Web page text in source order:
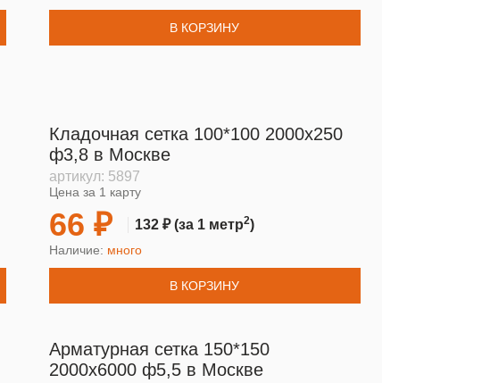
В КОРЗИНУ
Кладочная сетка 100*100 2000х250
ф3,8 в Москве
артикул: 5897
Цена за 1 карту
66 ₽ 132 ₽(за 1 метр2)
Наличие: много
В КОРЗИНУ
Арматурная сетка 150*150
2000х6000 ф5,5 в Москве